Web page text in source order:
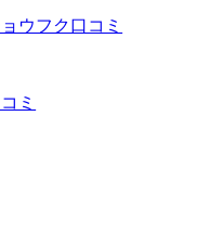
ウフク口コミ
ミ